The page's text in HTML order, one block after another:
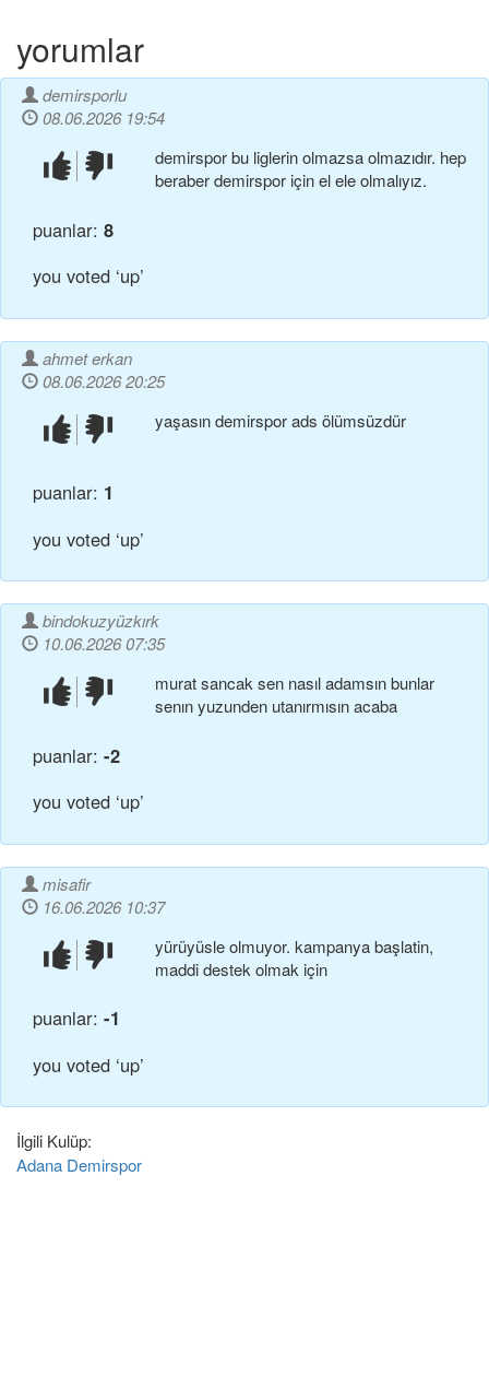
yorumlar
demirsporlu
08.06.2026 19:54
beğendim!beğenmedim!
puanlar: 8
you voted ‘up’
demirspor bu liglerin olmazsa olmazıdır. hep
beraber demirspor için el ele olmalıyız.
ahmet erkan
08.06.2026 20:25
beğendim!beğenmedim!
puanlar: 1
you voted ‘up’
yaşasın demirspor ads ölümsüzdür
bindokuzyüzkırk
10.06.2026 07:35
beğendim!beğenmedim!
puanlar: -2
you voted ‘up’
murat sancak sen nasıl adamsın bunlar
senın yuzunden utanırmısın acaba
misafir
16.06.2026 10:37
beğendim!beğenmedim!
puanlar: -1
you voted ‘up’
yürüyüsle olmuyor. kampanya başlatin,
maddi destek olmak için
İlgili Kulüp:
Adana Demirspor